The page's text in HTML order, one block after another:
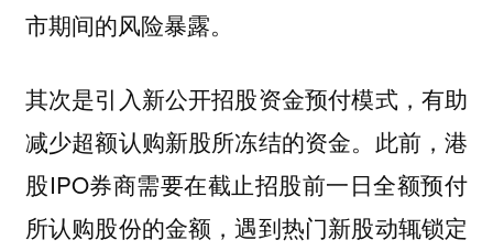
市期间的风险暴露。
其次是引入新公开招股资金预付模式，有助
减少超额认购新股所冻结的资金。此前，港
股IPO券商需要在截止招股前一日全额预付
所认购股份的金额，遇到热门新股动辄锁定